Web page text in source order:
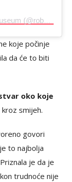
koje počinje
da će to biti
oko koje
smijeh.
govori
to najbolja
je da je
trudnoće nije